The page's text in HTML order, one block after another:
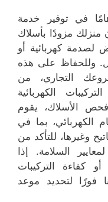
في توفير خدمة
منزلك مزودًا بأسلاك
لصدمة كهربائية أو
وللحفاظ على هذه
التجاري، من
الكهربائية
فحص الأسلاك، يقوم
الكهربائي، بما في
وغيرها، للتأكد من
السلامة. إذا
التركيبات
فورًا لتحديد موعد